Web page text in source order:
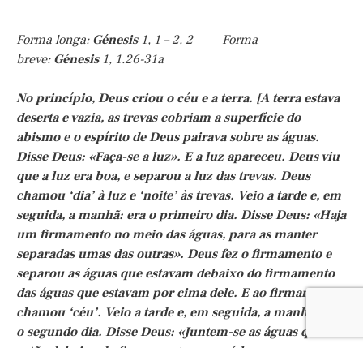
Forma longa: Génesis1, 1 – 2, 2 Forma
breve: Génesis1, 1.26-31a
No princípio, Deus criou o céu e a terra. [A terra estava
deserta e vazia, as trevas cobriam a superfície do
abismo e o espírito de Deus pairava sobre as águas.
Disse Deus: «Faça-se a luz». E a luz apareceu. Deus viu
que a luz era boa, e separou a luz das trevas. Deus
chamou ‘dia’ à luz e ‘noite’ às trevas. Veio a tarde e, em
seguida, a manhã: era o primeiro dia. Disse Deus: «Haja
um firmamento no meio das águas, para as manter
separadas umas das outras». Deus fez o firmamento e
separou as águas que estavam debaixo do firmamento
das águas que estavam por cima dele. E ao firmamento
chamou ‘céu’. Veio a tarde e, em seguida, a manhã: foi
o segundo dia. Disse Deus: «Juntem-se as águas que